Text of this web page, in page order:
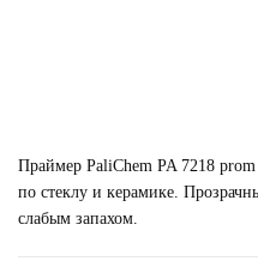
Праймер PaliChem PA 7218
по стеклу и керамике.
слабым запахом.